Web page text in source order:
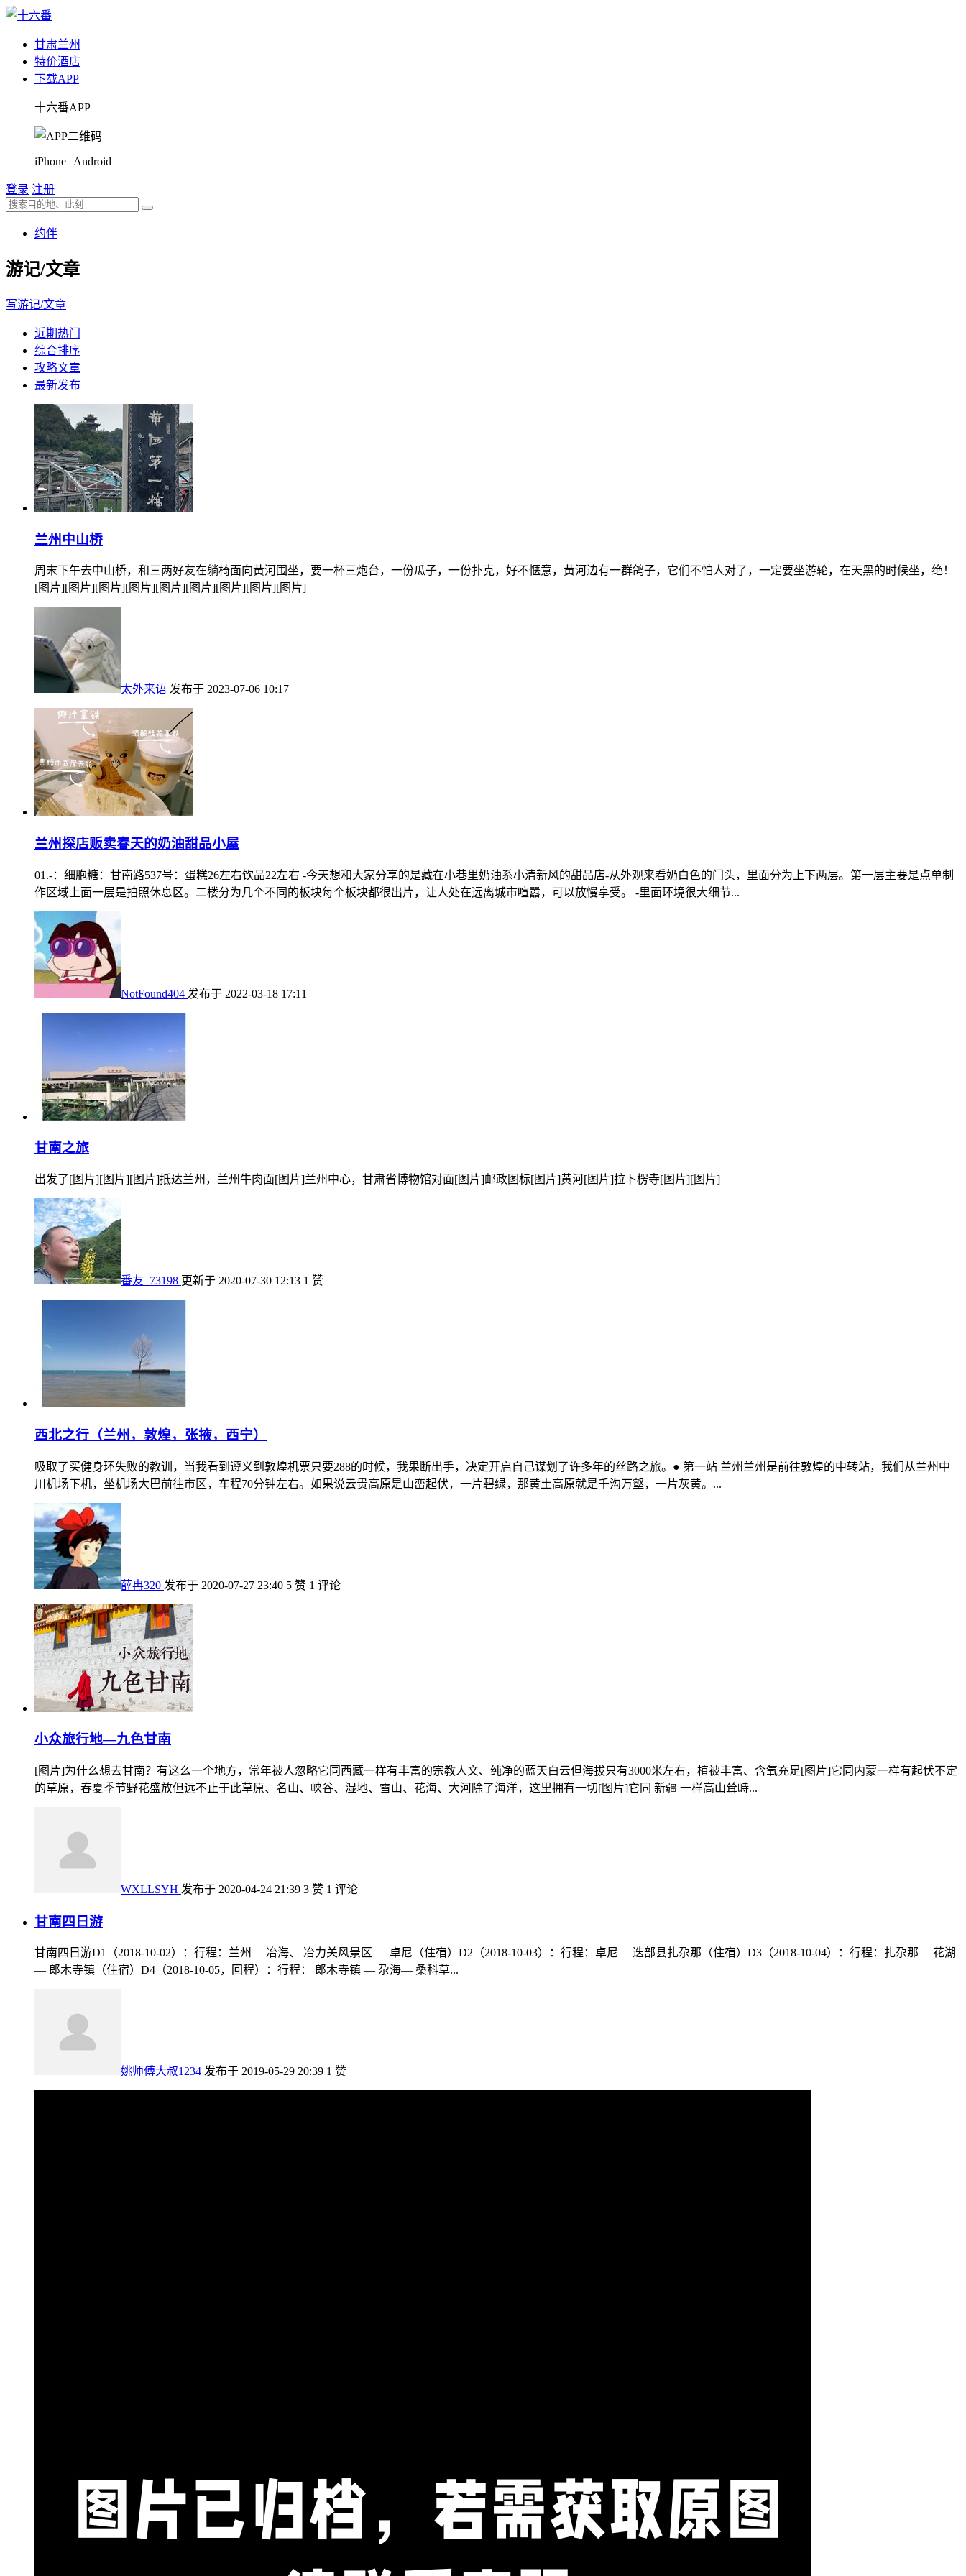
甘肃兰州
特价酒店
下载APP
十六番APP
iPhone | Android
登录 注册
约伴
游记/文章
写游记/文章
近期热门
综合排序
攻略文章
最新发布
兰州中山桥
周末下午去中山桥，和三两好友在躺椅面向黄河围坐，要一杯三炮台，一份瓜子，一份扑克，好不惬意，黄河边有一群鸽子，它们不怕人对了，一定要坐游轮，在天黑的时候坐，绝！
[图片][图片][图片][图片][图片][图片][图片][图片][图片]
太外来语 发布于 2023-07-06 10:17
兰州探店贩卖春天的奶油甜品小屋
01.-：细胞糖：甘南路537号：蛋糕26左右饮品22左右 -今天想和大家分享的是藏在小巷里奶油系小清新风的甜品店-从外观来看奶白色的门头，里面分为上下两层。第一层主要是点单制
作区域上面一层是拍照休息区。二楼分为几个不同的板块每个板块都很出片，让人处在远离城市喧嚣，可以放慢享受。 -里面环境很大细节...
NotFound404 发布于 2022-03-18 17:11
甘南之旅
出发了[图片][图片][图片]抵达兰州，兰州牛肉面[图片]兰州中心，甘肃省博物馆对面[图片]邮政图标[图片]黄河[图片]拉卜楞寺[图片][图片]
番友_73198 更新于 2020-07-30 12:13 1 赞
西北之行（兰州，敦煌，张掖，西宁）
吸取了买健身环失败的教训，当我看到遵义到敦煌机票只要288的时候，我果断出手，决定开启自己谋划了许多年的丝路之旅。● 第一站 兰州兰州是前往敦煌的中转站，我们从兰州中
川机场下机，坐机场大巴前往市区，车程70分钟左右。如果说云贵高原是山峦起伏，一片碧绿，那黄土高原就是千沟万壑，一片灰黄。...
薛冉320 发布于 2020-07-27 23:40 5 赞 1 评论
小众旅行地—九色甘南
[图片]为什么想去甘南？有这么一个地方，常年被人忽略它同西藏一样有丰富的宗教人文、纯净的蓝天白云但海拔只有3000米左右，植被丰富、含氧充足[图片]它同内蒙一样有起伏不定
的草原，春夏季节野花盛放但远不止于此草原、名山、峡谷、湿地、雪山、花海、大河除了海洋，这里拥有一切[图片]它同 新疆 一样高山耸峙...
WXLLSYH 发布于 2020-04-24 21:39 3 赞 1 评论
甘南四日游
甘南四日游D1（2018-10-02）：行程：兰州 —冶海、 冶力关风景区 — 卓尼（住宿）D2（2018-10-03）：行程：卓尼 —迭部县扎尕那（住宿）D3（2018-10-04）：行程：扎尕那 —花湖
— 郎木寺镇（住宿）D4（2018-10-05，回程）：行程： 郎木寺镇 — 尕海— 桑科草...
姚师傅大叔1234 发布于 2019-05-29 20:39 1 赞